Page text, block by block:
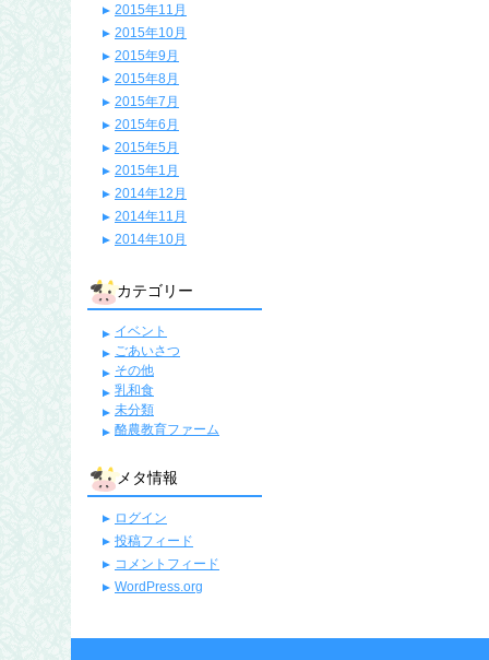
2015年11月
2015年10月
2015年9月
2015年8月
2015年7月
2015年6月
2015年5月
2015年1月
2014年12月
2014年11月
2014年10月
カテゴリー
イベント
ごあいさつ
その他
乳和食
未分類
酪農教育ファーム
メタ情報
ログイン
投稿フィード
コメントフィード
WordPress.org